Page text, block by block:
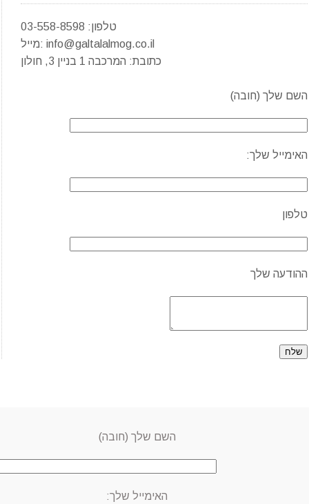
טלפון: 03-558-8598
מייל: info@galtalalmog.co.il
כתובת: המרכבה 1 בניין 3, חולון
השם שלך (חובה)
האימייל שלך:
טלפון
ההודעה שלך
השם שלך (חובה)
האימייל שלך: